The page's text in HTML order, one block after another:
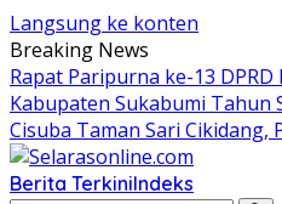
Langsung ke konten
Breaking News
Rapat Paripurna ke-13
Kabupaten Sukabumi Tahun
Cisuba Taman Sari
Berita TerkiniIndeks